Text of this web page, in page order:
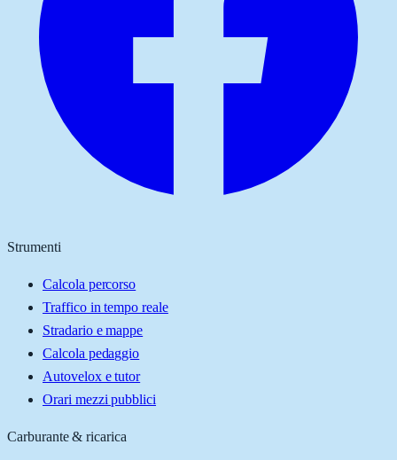
Strumenti
Calcola percorso
Traffico in tempo reale
Stradario e mappe
Calcola pedaggio
Autovelox e tutor
Orari mezzi pubblici
Carburante & ricarica